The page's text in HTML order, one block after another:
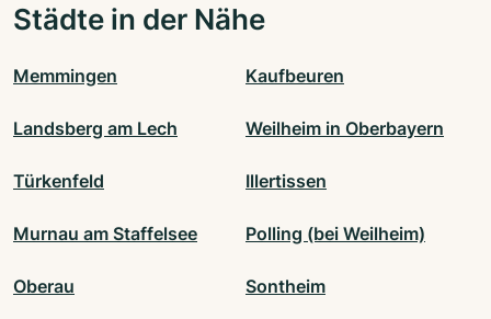
Städte in der Nähe
Memmingen Kaufbeuren
Landsberg am Lech Weilheim in Oberbayern
Türkenfeld Illertissen
Murnau am Staffelsee Polling (bei Weilheim)
Oberau Sontheim